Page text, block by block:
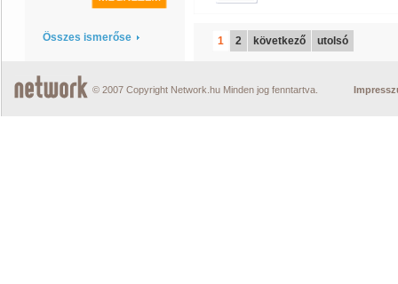
Összes ismerőse 1 2 következő utolsó
© 2007 Copyright Network.hu Minden jog fenntartva.